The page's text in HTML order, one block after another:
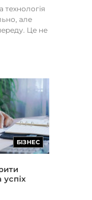
технологія
але
Це не
БІЗНЕС
успіх